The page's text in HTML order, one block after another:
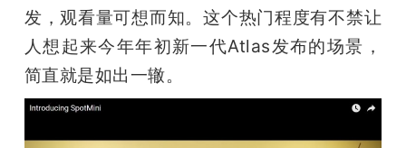
爱
机
发，观看量可想而知。这个热门程度有不禁让
人想起来今年年初新一代Atlas发布的场景，
简直就是如出一辙。